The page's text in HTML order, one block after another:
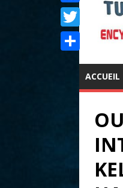
ACCUEIL
F
a
c
T